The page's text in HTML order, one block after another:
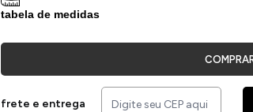
tabela de medidas
frete e entrega